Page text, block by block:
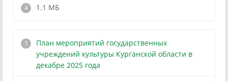
1.1 МБ
План мероприятий государственных
учреждений культуры Курганской области в
декабре 2025 года